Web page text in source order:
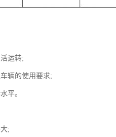
运转;
辆的使用要求;
平。
;